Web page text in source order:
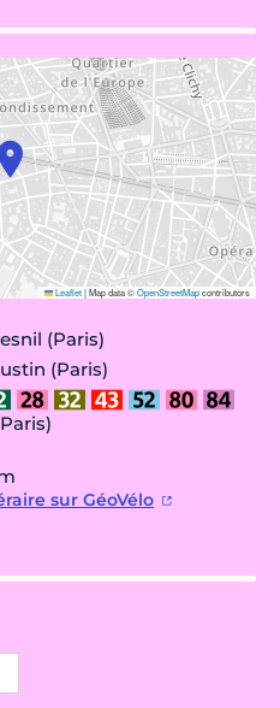
Leaflet|Map data ©OpenStreetMapcontributors
(Paris)
(Paris)
sur GéoVélo